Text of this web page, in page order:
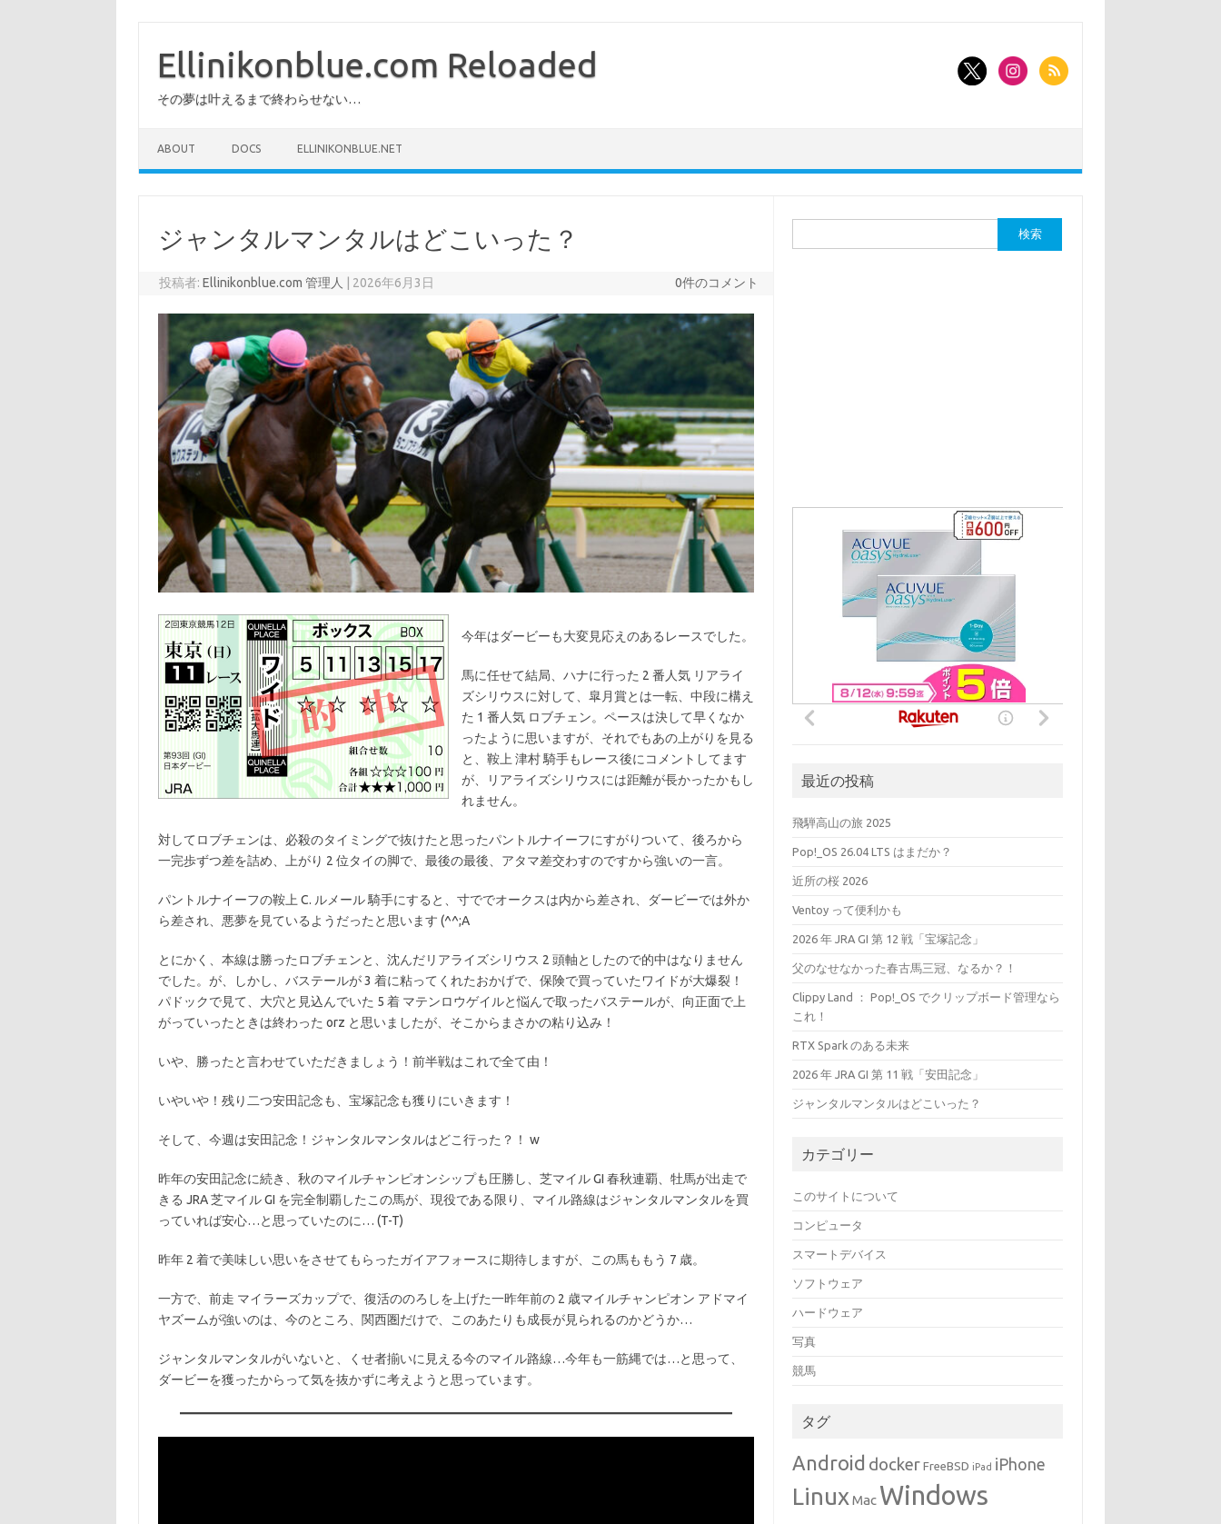
Ellinikonblue.com Reloaded
その夢は叶えるまで終わらせない…
ABOUT DOCS ELLINIKONBLUE.NET
ジャンタルマンタルはどこいった？
投稿者:Ellinikonblue.com 管理人 2026年6月3日 0件のコメント
今年はダービーも大変見応えのあるレースでした。
馬に任せて結局、ハナに行った 2 番人気 リアライ
ズシリウスに対して、皐月賞とは一転、中段に構え
た 1 番人気 ロブチェン。ペースは決して早くなか
ったように思いますが、それでもあの上がりを見る
と、鞍上 津村 騎手もレース後にコメントしてます
が、リアライズシリウスには距離が長かったかもし
れません。
対してロブチェンは、必殺のタイミングで抜けたと思ったパントルナイーフにすがりついて、後ろから
一完歩ずつ差を詰め、上がり 2 位タイの脚で、最後の最後、アタマ差交わすのですから強いの一言。
パントルナイーフの鞍上 C. ルメール 騎手にすると、寸ででオークスは内から差され、ダービーでは外か
ら差され、悪夢を見ているようだったと思います (^^;A
とにかく、本線は勝ったロブチェンと、沈んだリアライズシリウス 2 頭軸としたので的中はなりません
でした。が、しかし、バステールが 3 着に粘ってくれたおかげで、保険で買っていたワイドが大爆裂！
パドックで見て、大穴と見込んでいた 5 着 マテンロウゲイルと悩んで取ったバステールが、向正面で上
がっていったときは終わった orz と思いましたが、そこからまさかの粘り込み！
いや、勝ったと言わせていただきましょう！前半戦はこれで全て由！
いやいや！残り二つ安田記念も、宝塚記念も獲りにいきます！
そして、今週は安田記念！ジャンタルマンタルはどこ行った？！ w
昨年の安田記念に続き、秋のマイルチャンピオンシップも圧勝し、芝マイル GI 春秋連覇、牡馬が出走で
きる JRA 芝マイル GI を完全制覇したこの馬が、現役である限り、マイル路線はジャンタルマンタルを買
っていれば安心…と思っていたのに… (T-T)
昨年 2 着で美味しい思いをさせてもらったガイアフォースに期待しますが、この馬ももう 7 歳。
一方で、前走 マイラーズカップで、復活ののろしを上げた一昨年前の 2 歳マイルチャンピオン アドマイ
ヤズームが強いのは、今のところ、関西圏だけで、このあたりも成長が見られるのかどうか…
ジャンタルマンタルがいないと、くせ者揃いに見える今のマイル路線…今年も一筋縄では…と思って、
ダービーを獲ったからって気を抜かずに考えようと思っています。
索:
最近の投稿
飛騨高山の旅 2025
Pop!_OS 26.04 LTS はまだか？
近所の桜 2026
Ventoy って便利かも
2026 年 JRA GI 第 12 戦「宝塚記念」
父のなせなかった春古馬三冠、なるか？！
Clippy Land ： Pop!_OS でクリップボード管理なら
これ！
RTX Spark のある未来
2026 年 JRA GI 第 11 戦「安田記念」
ジャンタルマンタルはどこいった？
カテゴリー
このサイトについて
コンピュータ
スマートデバイス
ソフトウェア
ハードウェア
写真
競馬
タグ
Android docker FreeBSD iPad iPhone
Linux Mac Windows